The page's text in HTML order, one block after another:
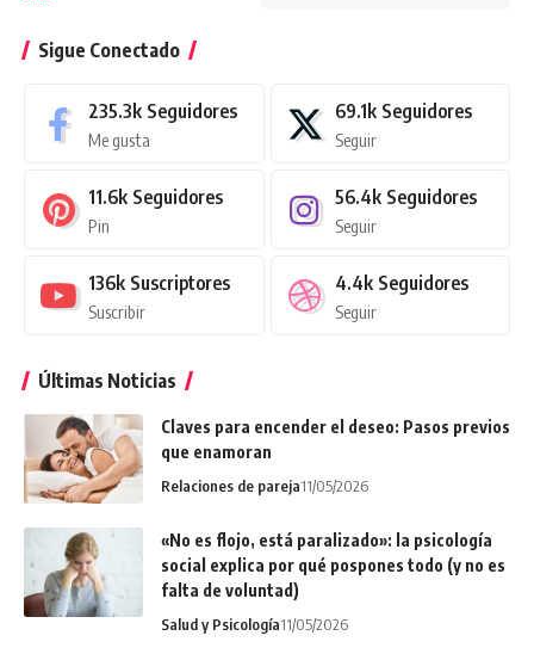
Sigue Conectado
235.3k Seguidores
Me gusta
69.1k Seguidores
Seguir
11.6k Seguidores
Pin
56.4k Seguidores
Seguir
136k Suscriptores
Suscribir
4.4k Seguidores
Seguir
Últimas Noticias
Claves para encender el deseo: Pasos previos
que enamoran
Relaciones de pareja11/05/2026
«No es flojo, está paralizado»: la psicología
social explica por qué pospones todo (y no es
falta de voluntad)
Salud y Psicología11/05/2026